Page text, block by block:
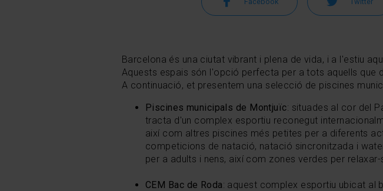
Barcelona és una ciutat vibrant i plena de vida, i a l'estiu
Aquests espais són l'opció perfecta per a tots aquells que
A continuació, et presentem una selecció de piscines
Piscines municipals de Montjuïc: situades al cor del
tracta d'un complex esportiu reconegut
així com altres piscines més petites per a diferents
competicions de natació, natació sincronitzada i
per a adults i nens, així com zones verdes per
CEM Bac de Roda: aquest complex esportiu ubicat al